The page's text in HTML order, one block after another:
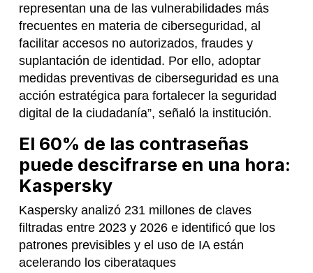
representan una de las vulnerabilidades más
frecuentes en materia de ciberseguridad, al
facilitar accesos no autorizados, fraudes y
suplantación de identidad. Por ello, adoptar
medidas preventivas de ciberseguridad es una
acción estratégica para fortalecer la seguridad
digital de la ciudadanía”, señaló la institución.
El 60% de las contraseñas
puede descifrarse en una hora:
Kaspersky
Kaspersky analizó 231 millones de claves
filtradas entre 2023 y 2026 e identificó que los
patrones previsibles y el uso de IA están
acelerando los ciberataques